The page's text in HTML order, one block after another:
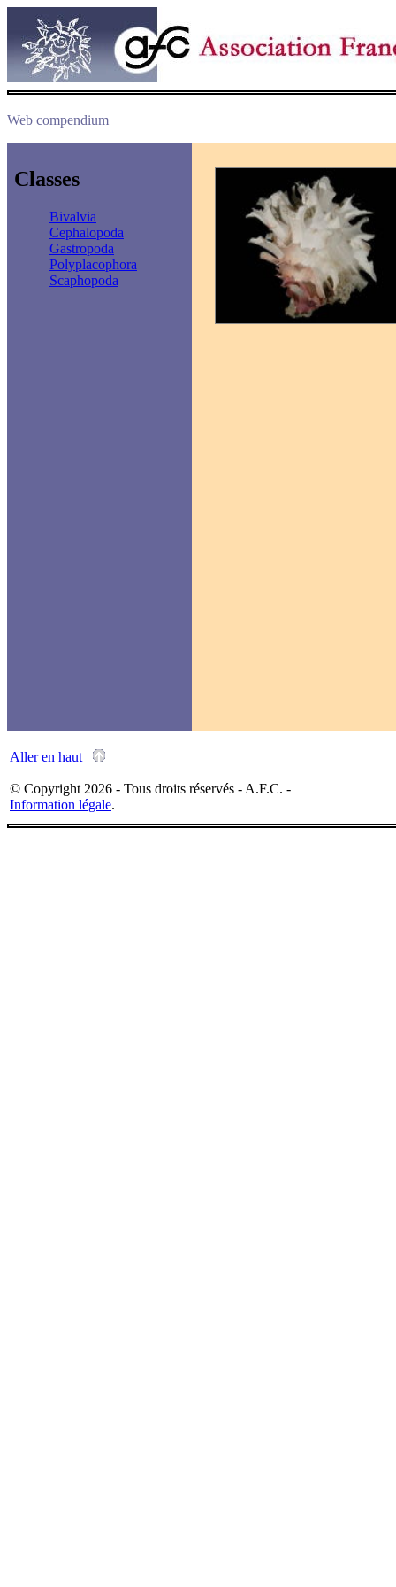
Web compendium
Classes
Bivalvia
Cephalopoda
Gastropoda
Polyplacophora
Scaphopoda
Aller en haut
© Copyright 2026 - Tous droits réservés - A.F.C. -
Information légale.